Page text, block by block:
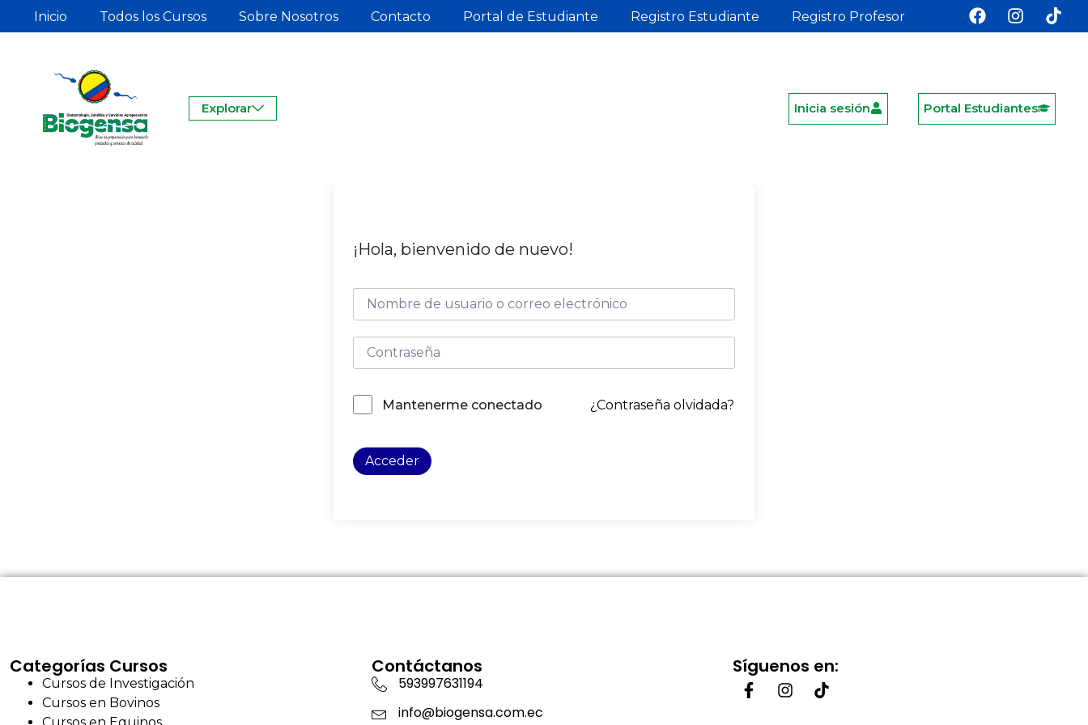
Inicio Todos los Cursos Sobre Nosotros Contacto Portal de Estudiante Registro Estudiante Registro Profesor
Explorar Inicia sesión Portal Estudiantes
¡Hola, bienvenido de nuevo!
Mantenerme conectado ¿Contraseña olvidada?
Acceder
Categorías Cursos
Cursos de Investigación
Cursos en Bovinos
Contáctanos
593997631194
info@biogensa.com.ec
Síguenos en: